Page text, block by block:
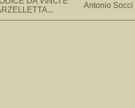
Antonio Socci